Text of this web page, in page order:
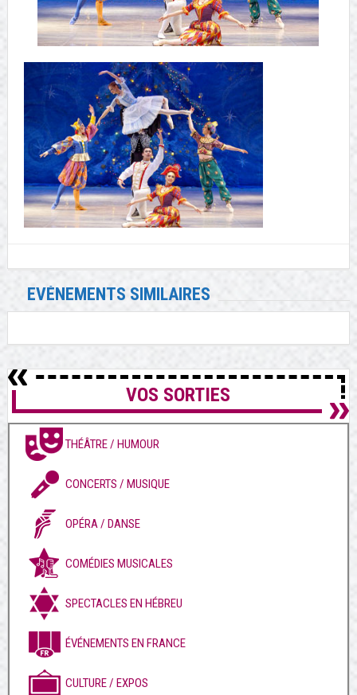
EVÉNEMENTS SIMILAIRES
VOS SORTIES
THÉÂTRE / HUMOUR
CONCERTS / MUSIQUE
OPÉRA / DANSE
COMÉDIES MUSICALES
SPECTACLES EN HÉBREU
ÉVÉNEMENTS EN FRANCE
CULTURE / EXPOS